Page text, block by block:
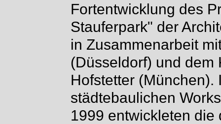
Fortentwicklung des
Stauferpark" der
in Zusammenarbeit
(Düsseldorf) und dem
Hofstetter (München).
städtebaulichen
1999 entwickleten die